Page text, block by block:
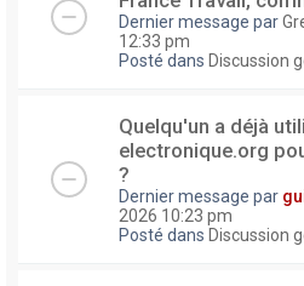
Dernier message par
12:33 pm
Posté dans Discussion
Quelqu'un a déjà
electronique.org
?
Dernier message par
2026 10:23 pm
Posté dans Discussion